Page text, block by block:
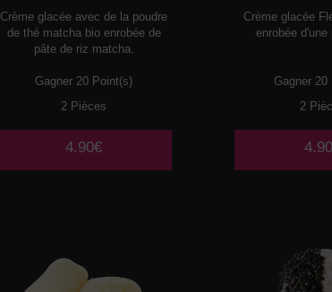
Crème glacée avec de la poudre
de thé matcha bio enrobée de
pâte de riz matcha.
Gagner 20 Point(s)
2 Pièces
4.90€
Crème glacée
enrobée
Gagner 20
2